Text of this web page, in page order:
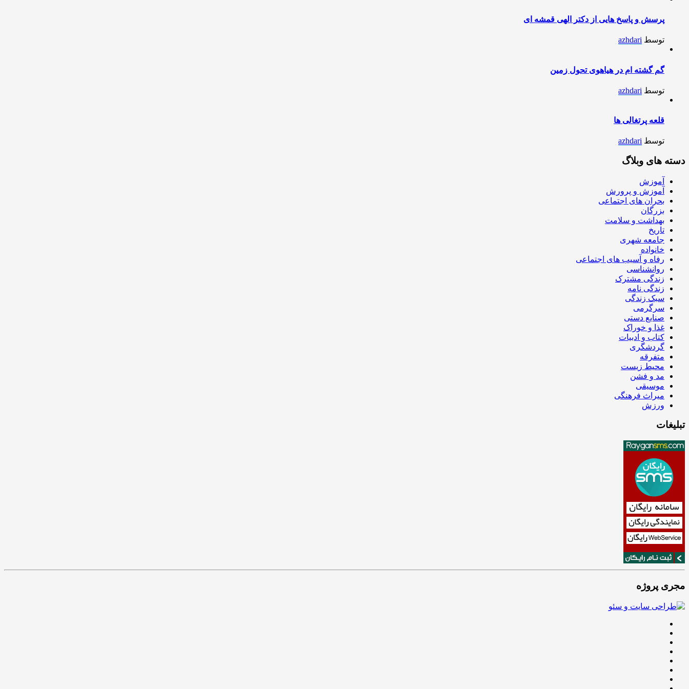
پرسش و پاسخ هایی از دکتر الهی قمشه ای
توسط azhdari
گم گشته ام در هیاهوی تحول زمین
توسط azhdari
قلعه پرتغالی ها
توسط azhdari
دسته های وبلاگ
آموزش
آموزش و پرورش
بحران های اجتماعی
بزرگان
بهداشت و سلامت
تاریخ
جامعه شهری
خانواده
رفاه و آسیب های اجتماعی
روانشناسی
زندگی مشترک
زندگی نامه
سبک زندگی
سرگرمی
صنایع دستی
غذا و خوراک
کتاب و ادبیات
گردشگری
متفرقه
محیط زیست
مد و فشن
موسیقی
میراث فرهنگی
ورزش
تبلیغات
مجری پروژه